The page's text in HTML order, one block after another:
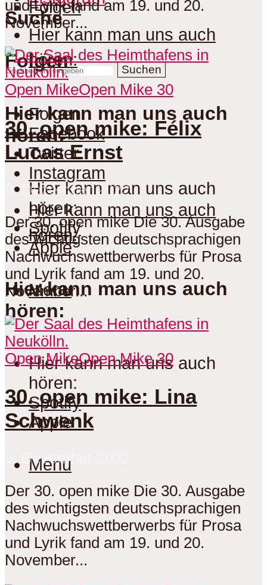
Suche
Suchen
Hier kann man uns auch
hören:
Hier kann man uns auch
hören:
Hier kann man uns auch
hören:
Spotify
Apple
Menu
Folgen
Folgen
Folgen
Facebook
Twitter
Instagram
Hier kann man uns auch
hören:
Hier kann man uns auch
hören:
Hier kann man uns auch
hören:
Spotify
Apple
Menu
und Lyrik fand am 19. und 20.
November...
Open MikeOpen Mike 30
30. open mike: Félix
Lucas Ernst
9. Dezember 2022
Der 30. open mike Die 30. Ausgabe
des wichtigsten deutschsprachigen
Nachwuchswettberwerbs für Prosa
und Lyrik fand am 19. und 20.
November...
Open MikeOpen Mike 30
30. open mike: Lina
Schwenk
9. Dezember 2022
Der 30. open mike Die 30. Ausgabe
des wichtigsten deutschsprachigen
Nachwuchswettberwerbs für Prosa
und Lyrik fand am 19. und 20.
November...